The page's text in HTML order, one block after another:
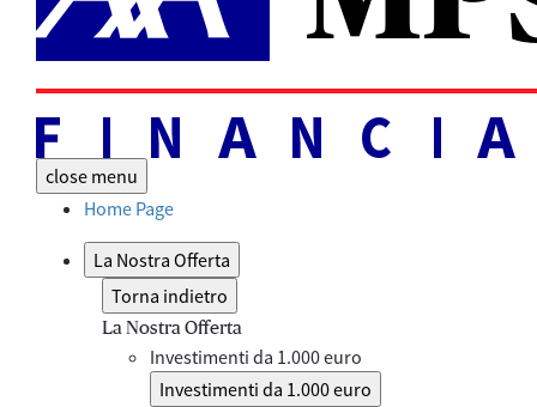
close menu
Home Page
La Nostra Offerta
Torna indietro
La Nostra Offerta
Investimenti da 1.000 euro
Investimenti da 1.000 euro